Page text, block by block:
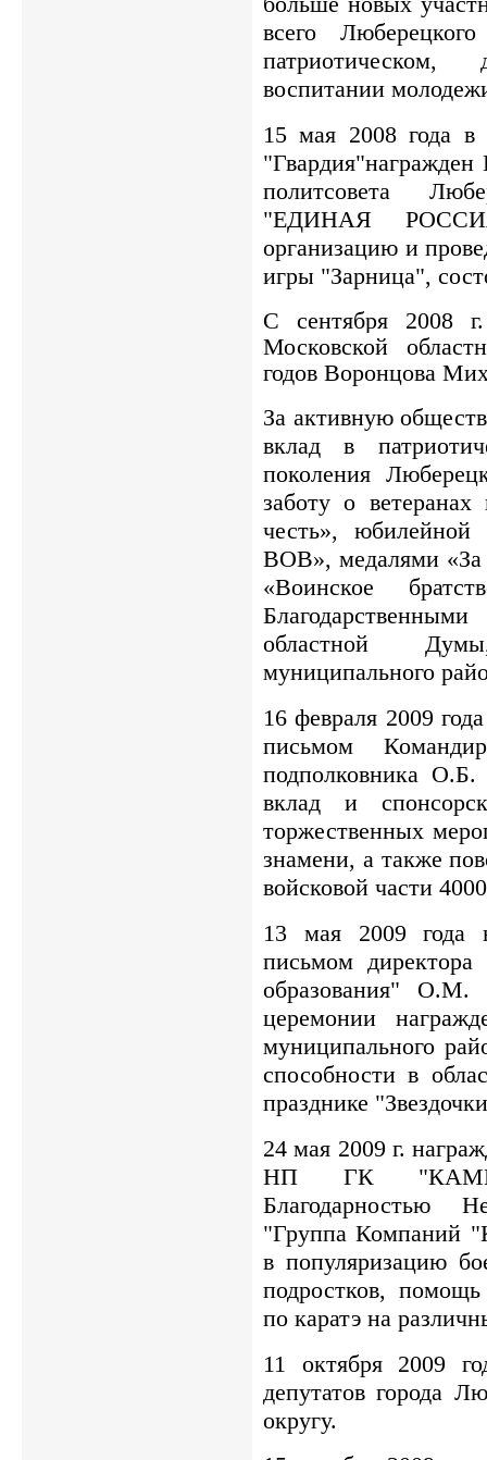
всего
воспитании
15 мая 2008 года
"Гвардия"награжден
политсовета
"ЕДИНАЯ
организацию и
игры "Зарница",
С сентября 2008
Московской
годов Воронцова
За активную
вклад в
поколения
заботу о
честь»,
ВОВ», медалями «За
«Воинское
областной
муниципального
16 февраля 2009
письмом
подполковника О.Б.
вклад и
торжественных
знамени, а также
войсковой части
13 мая 2009 года
письмом
образования" О.М.
церемонии
муниципального
способности в
празднике
24 мая 2009 г.
НП ГК
Благодарностью
"Группа Компаний
в популяризацию
подростков,
по каратэ на
11 октября 2009
депутатов города
округу.